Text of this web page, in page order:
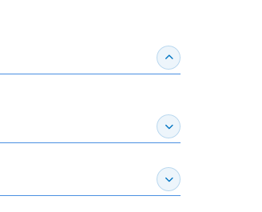
收合得獎紀錄
展開作家介紹
展開推薦專區